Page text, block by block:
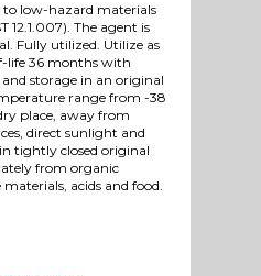
to low-hazard materials
12.1.007). The agent is
Fully utilized. Utilize as
life 36 months with
storage in an original
range from -38
place, away from
direct sunlight and
tightly closed original
from organic
acids and food.